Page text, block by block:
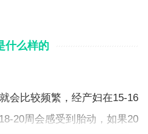
什么样的
会比较频繁，经产妇在15-16
20周会感受到胎动，如果20